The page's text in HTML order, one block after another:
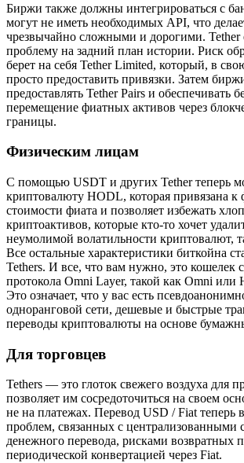
Биржи также должны интегрироваться с
могут не иметь необходимых API, что
чрезвычайно сложными и дорогими. Tether
проблему на задний план истории. Риск
берет на себя Tether Limited, который, в
просто предоставить привязки. Затем
предоставлять Tether Pairs и обеспечивать
перемещение фиатных активов через
границы.
Физическим лицам
С помощью USDT и других Tether теперь
криптовалюту HODL, которая привязана к
стоимости фиата и позволяет избежать
криптоактивов, которые кто-то хочет
неумолимой волатильности криптовалют,
Все остальные характеристики биткойна
Tethers. И все, что вам нужно, это кошелек
протокола Omni Layer, такой как Omni или
Это означает, что у вас есть
одноранговой сети, дешевые и быстрые
переводы криптовалюты на основе
Для торговцев
Tethers — это глоток свежего воздуха для
позволяет им сосредоточиться на своем
не на платежах. Перевод USD / Fiat теперь
проблем, связанных с централизованными
денежного перевода, рисками возвратных
периодической конвертацией через Fiat.